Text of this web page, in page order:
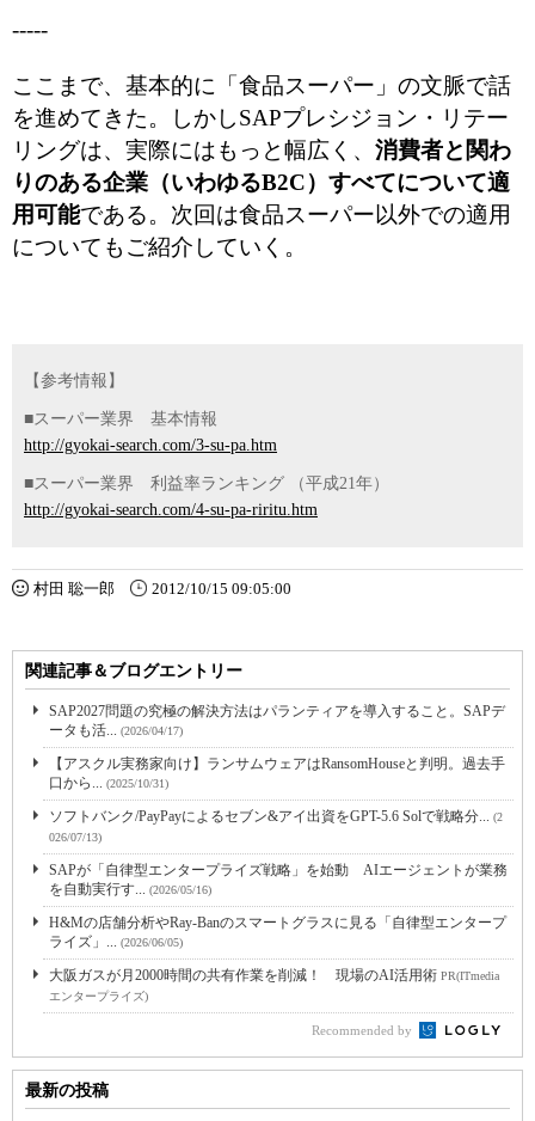
-----
ここまで、基本的に「食品スーパー」の文脈で話
を進めてきた。
しかしSAPプレシジョン・リテー
リングは、実際にはもっと幅広く、 消費者と関わ
りのある企業（いわゆるB2C）すべてについて適
用可能である。次回は食品スーパー以外での適用
についてもご紹介していく。
【参考情報】
■スーパー業界 基本情報
http://gyokai-search.com/3-su-pa.htm
■スーパー業界 利益率ランキング （平成21年）
http://gyokai-search.com/4-su-pa-riritu.htm
村田 聡一郎 2012/10/15 09:05:00
関連記事＆ブログエントリー
SAP2027問題の究極の解決方法はパランティアを導入すること。SAPデ
ータも活...
(2026/04/17)
【アスクル実務家向け】ランサムウェアはRansomHouseと判明。過去手
口から...
(2025/10/31)
ソフトバンク/PayPayによるセブン&アイ出資をGPT-5.6 Solで戦略分...
(2
026/07/13)
SAPが「自律型エンタープライズ戦略」を始動 AIエージェントが業務
を自動実行す...
(2026/05/16)
H&Mの店舗分析やRay-Banのスマートグラスに見る「自律型エンタープ
ライズ」...
(2026/06/05)
大阪ガスが月2000時間の共有作業を削減！ 現場のAI活用術 PR(ITmedia
エンタープライズ)
Recommended by
最新の投稿